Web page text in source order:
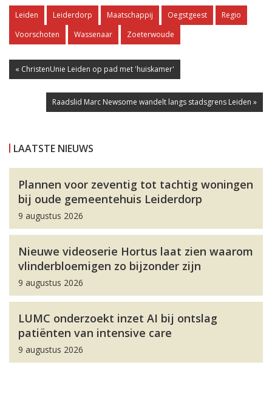
Leiden Leiderdorp Maatschappij Oegstgeest
Regio
Voorschoten
Wassenaar Zoeterwoude
« ChristenUnie Leiden op pad met 'huiskamer'
Raadslid Marc Newsome wandelt langs stadsgrens Leiden »
LAATSTE NIEUWS
Plannen voor zeventig tot tachtig woningen
bij oude gemeentehuis Leiderdorp
9 augustus 2026
Nieuwe videoserie Hortus laat zien waarom
vlinderbloemigen zo bijzonder zijn
9 augustus 2026
LUMC onderzoekt inzet AI bij ontslag
patiënten van intensive care
9 augustus 2026